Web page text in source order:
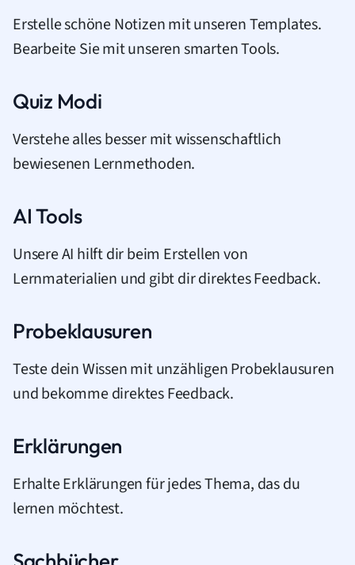
Erstelle schöne Notizen mit unseren Templates.
Bearbeite Sie mit unseren smarten Tools.
Quiz Modi
Verstehe alles besser mit wissenschaftlich
bewiesenen Lernmethoden.
AI Tools
Unsere AI hilft dir beim Erstellen von
Lernmaterialien und gibt dir direktes Feedback.
Probeklausuren
Teste dein Wissen mit unzähligen Probeklausuren
und bekomme direktes Feedback.
Erklärungen
Erhalte Erklärungen für jedes Thema, das du
lernen möchtest.